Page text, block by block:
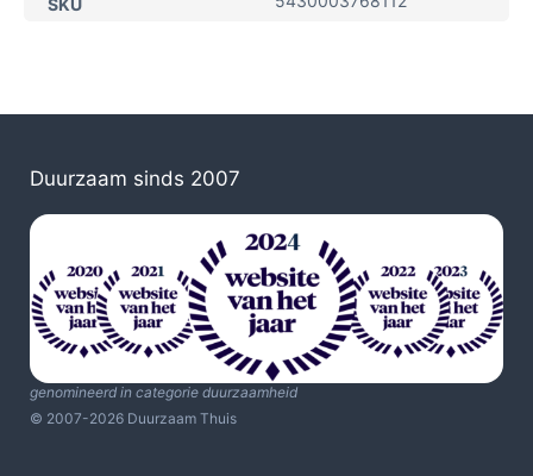
SKU
Duurzaam sinds 2007
genomineerd in categorie duurzaamheid
© 2007-2026 Duurzaam Thuis